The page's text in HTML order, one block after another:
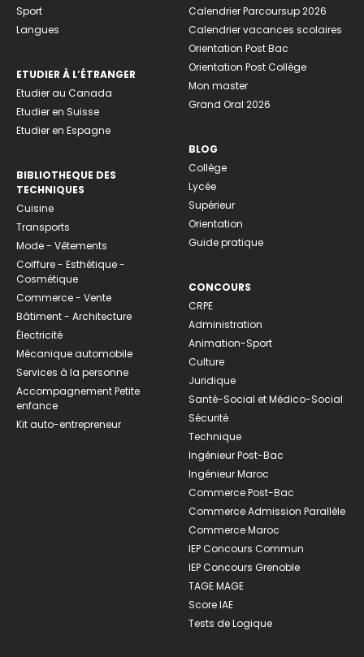
Sport
Langues
ETUDIER À L’ÉTRANGER
Etudier au Canada
Etudier en Suisse
Etudier en Espagne
BIBLIOTHEQUE DES
TECHNIQUES
Cuisine
Transports
Mode - Vêtements
Coiffure - Esthétique -
Cosmétique
Commerce - Vente
Bâtiment - Architecture
Électricité
Mécanique automobile
Services à la personne
Accompagnement Petite
enfance
Kit auto-entrepreneur
Calendrier Parcoursup 2026
Calendrier vacances scolaires
Orientation Post Bac
Orientation Post Collège
Mon master
Grand Oral 2026
BLOG
Collège
Lycée
Supérieur
Orientation
Guide pratique
CONCOURS
CRPE
Administration
Animation-Sport
Culture
Juridique
Santé-Social et Médico-Social
Sécurité
Technique
Ingénieur Post-Bac
Ingénieur Maroc
Commerce Post-Bac
Commerce Admission Parallèle
Commerce Maroc
IEP Concours Commun
IEP Concours Grenoble
TAGE MAGE
Score IAE
Tests de Logique